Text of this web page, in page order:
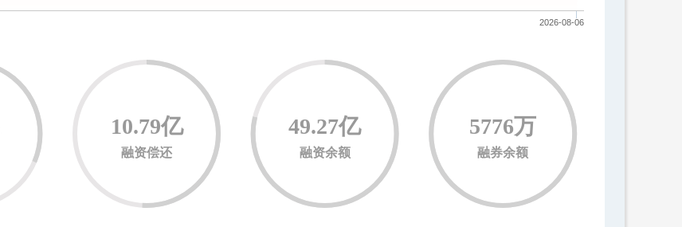
2026-08-06
10.79亿
融资偿还
49.27亿
融资余额
5776万
融券余额